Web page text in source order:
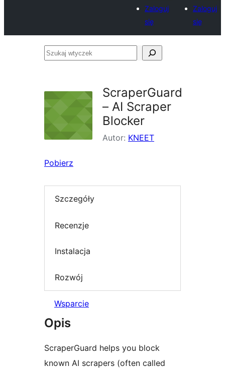
Zaloguj
się
Zaloguj
się
Szukaj
ScraperGuard
– AI Scraper
Blocker
Autor: KNEET
Pobierz
Szczegóły
Recenzje
Instalacja
Rozwój
Wsparcie
Opis
ScraperGuard helps you block
known AI scrapers (often called